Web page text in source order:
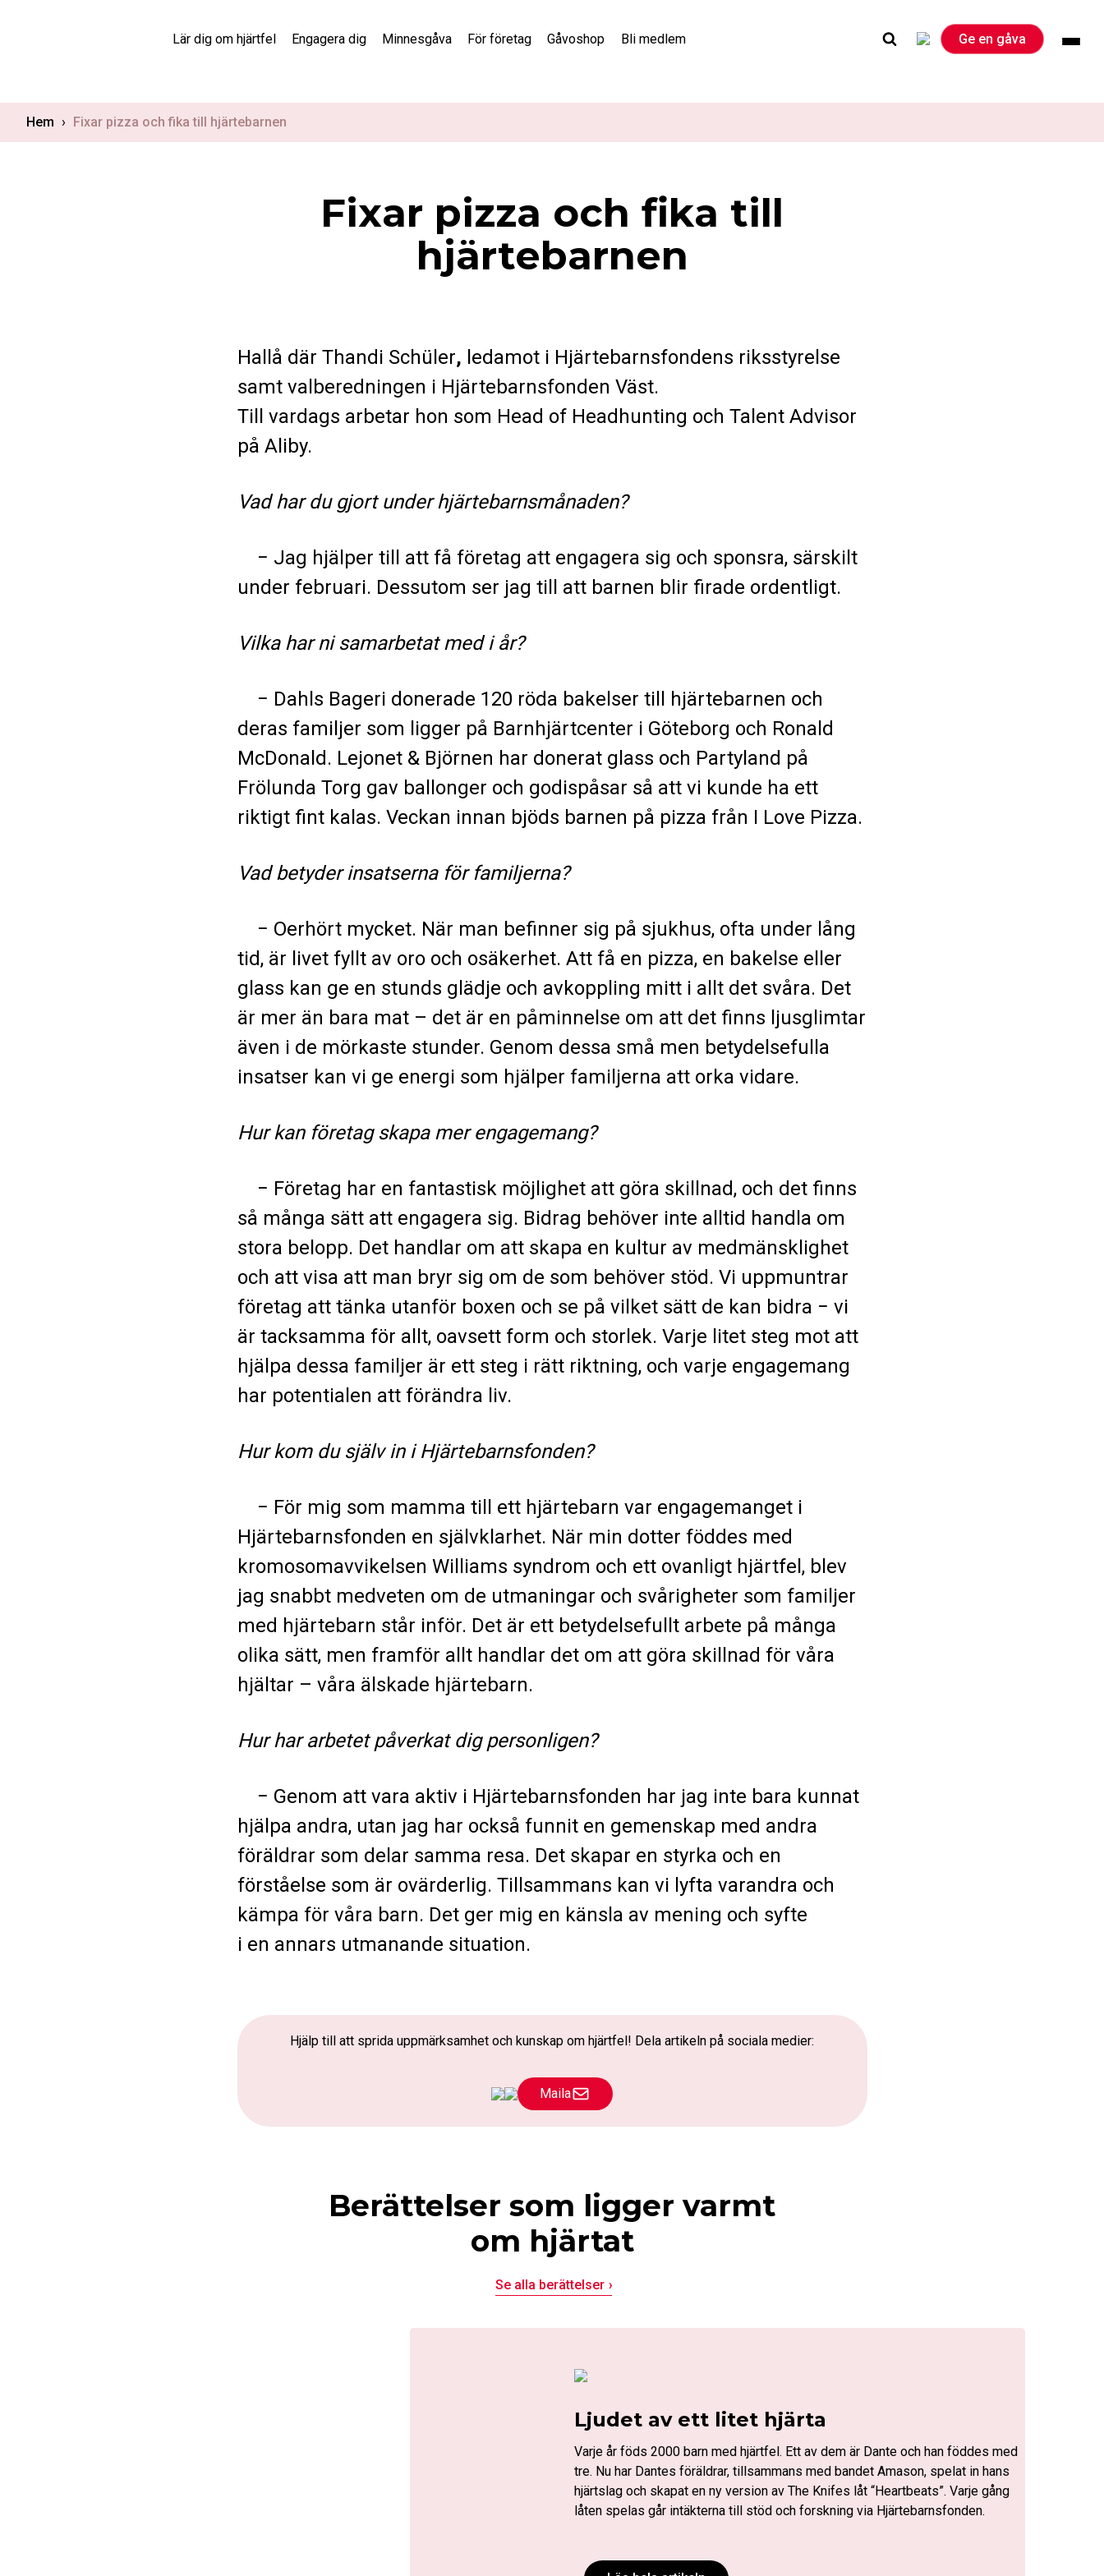
Lär dig om hjärtfel Engagera dig Minnesgåva För företag Gåvoshop Bli medlem Ge en gåva
Hem › Fixar pizza och fika till hjärtebarnen
Fixar pizza och fika till
hjärtebarnen
Hallå där Thandi Schüler, ledamot i Hjärtebarnsfondens riksstyrelse
samt valberedningen i Hjärtebarnsfonden Väst.
Till vardags arbetar hon som Head of Headhunting och Talent Advisor
på Aliby.
Vad har du gjort under hjärtebarnsmånaden?
− Jag hjälper till att få företag att engagera sig och sponsra, särskilt
under februari. Dessutom ser jag till att barnen blir firade ordentligt.
Vilka har ni samarbetat med i år?
− Dahls Bageri donerade 120 röda bakelser till hjärtebarnen och
deras familjer som ligger på Barnhjärtcenter i Göteborg och Ronald
McDonald. Lejonet & Björnen har donerat glass och Partyland på
Frölunda Torg gav ballonger och godispåsar så att vi kunde ha ett
riktigt fint kalas. Veckan innan bjöds barnen på pizza från I Love Pizza.
Vad betyder insatserna för familjerna?
− Oerhört mycket. När man befinner sig på sjukhus, ofta under lång
tid, är livet fyllt av oro och osäkerhet. Att få en pizza, en bakelse eller
glass kan ge en stunds glädje och avkoppling mitt i allt det svåra. Det
är mer än bara mat – det är en påminnelse om att det finns ljusglimtar
även i de mörkaste stunder. Genom dessa små men betydelsefulla
insatser kan vi ge energi som hjälper familjerna att orka vidare.
Hur kan företag skapa mer engagemang?
− Företag har en fantastisk möjlighet att göra skillnad, och det finns
så många sätt att engagera sig. Bidrag behöver inte alltid handla om
stora belopp. Det handlar om att skapa en kultur av medmänsklighet
och att visa att man bryr sig om de som behöver stöd. Vi uppmuntrar
företag att tänka utanför boxen och se på vilket sätt de kan bidra − vi
är tacksamma för allt, oavsett form och storlek. Varje litet steg mot att
hjälpa dessa familjer är ett steg i rätt riktning, och varje engagemang
har potentialen att förändra liv.
Hur kom du själv in i Hjärtebarnsfonden?
− För mig som mamma till ett hjärtebarn var engagemanget i
Hjärtebarnsfonden en självklarhet. När min dotter föddes med
kromosomavvikelsen Williams syndrom och ett ovanligt hjärtfel, blev
jag snabbt medveten om de utmaningar och svårigheter som familjer
med hjärtebarn står inför. Det är ett betydelsefullt arbete på många
olika sätt, men framför allt handlar det om att göra skillnad för våra
hjältar – våra älskade hjärtebarn.
Hur har arbetet påverkat dig personligen?
− Genom att vara aktiv i Hjärtebarnsfonden har jag inte bara kunnat
hjälpa andra, utan jag har också funnit en gemenskap med andra
föräldrar som delar samma resa. Det skapar en styrka och en
förståelse som är ovärderlig. Tillsammans kan vi lyfta varandra och
kämpa för våra barn. Det ger mig en känsla av mening och syfte
i en annars utmanande situation.
Hjälp till att sprida uppmärksamhet och kunskap om hjärtfel! Dela artikeln på sociala medier:
Maila
Berättelser som ligger varmt
om hjärtat
Se alla berättelser
Ljudet av ett litet hjärta
Varje år föds 2000 barn med hjärtfel. Ett av dem är Dante och han föddes med
tre. Nu har Dantes föräldrar, tillsammans med bandet Amason, spelat in hans
hjärtslag och skapat en ny version av The Knifes låt “Heartbeats”. Varje gång
låten spelas går intäkterna till stöd och forskning via Hjärtebarnsfonden.